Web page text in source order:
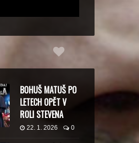
BOHUŠ MATUŠ PO
LETECH OPĚT V
ROLI STEVENA
22. 1. 2026 0